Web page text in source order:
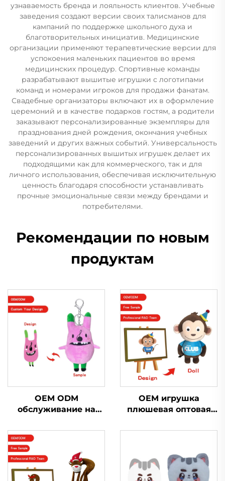
узнаваемость бренда и лояльность клиентов. Учебные
заведения создают версии своих талисманов для
кампаний по поддержке школьного духа и
благотворительных инициатив. Медицинские
организации применяют терапевтические версии для
успокоения маленьких пациентов во время
медицинских процедур. Спортивные команды
разрабатывают вышитые игрушки с логотипами
команд и номерами игроков для продажи фанатам.
Свадебные организаторы включают их в оформление
церемоний и в качестве подарков гостям, а родители
заказывают персонализированные экземпляры для
празднования дней рождения, окончания учебных
заведений и других важных событий. Универсальность
персонализированных вышитых игрушек делает их
подходящими как для коммерческого, так и для
личного использования, обеспечивая исключительную
ценность благодаря способности устанавливать
прочные эмоциональные связи между брендами и
потребителями.
Рекомендации по новым
продуктам
OEM ODM
обслуживание на
плюшевый брелок
игрушка мягкая
брелок плюшевая
игрушка для
продвижения
OEM игрушка
плюшевая оптовая
плюш
плюшевый брелок
Животное игрушка
мягкая Мягкие